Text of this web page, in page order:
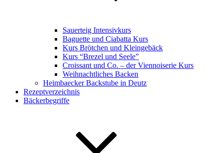
Sauerteig Intensivkurs
Baguette und Ciabatta Kurs
Kurs Brötchen und Kleingebäck
Kurs “Brezel und Seele”
Croissant und Co. – der Viennoiserie Kurs
Weihnachtliches Backen
Heimbaecker Backstube in Deutz
Rezeptverzeichnis
Bäckerbegriffe